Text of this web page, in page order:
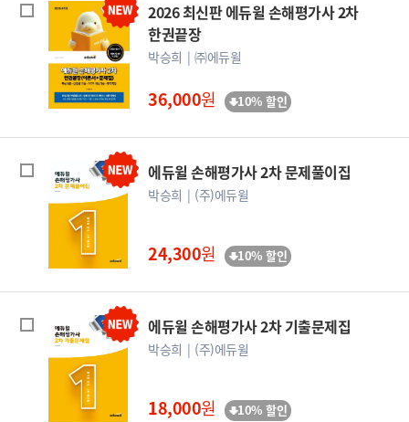
2026 최신판 에듀윌 손해평가사 2차
한권끝장
박승희 ㈜에듀윌
36,000원 10% 할인
에듀윌 손해평가사 2차 문제풀이집
박승희 (주)에듀윌
24,300원 10% 할인
에듀윌 손해평가사 2차 기출문제집
박승희 (주)에듀윌
18,000원 10% 할인